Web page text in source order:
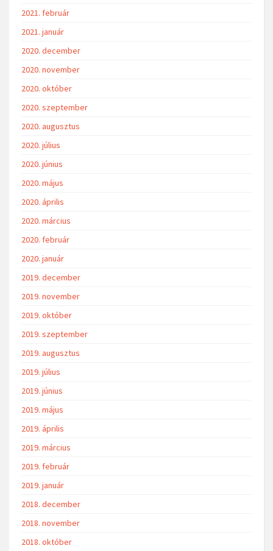
2021. február
2021. január
2020. december
2020. november
2020. október
2020. szeptember
2020. augusztus
2020. július
2020. június
2020. május
2020. április
2020. március
2020. február
2020. január
2019. december
2019. november
2019. október
2019. szeptember
2019. augusztus
2019. július
2019. június
2019. május
2019. április
2019. március
2019. február
2019. január
2018. december
2018. november
2018. október